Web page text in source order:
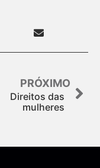
PRÓXIMO
Direitos das
mulheres